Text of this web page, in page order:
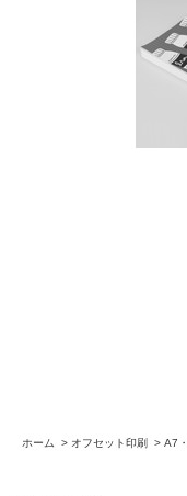
ホーム > オフセット印刷 > A7